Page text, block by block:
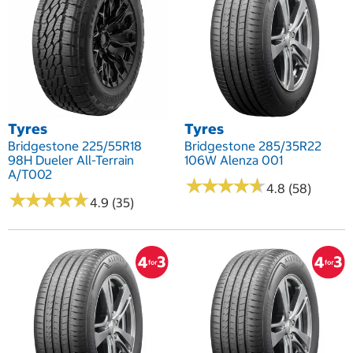
Tyres
Bridgestone 225/55R18
98H Dueler All-Terrain
A/T002
★★★★★
★★★★★4.9 (35)
Tyres
Bridgestone 285/35R22
106W Alenza 001
★★★★★
★★★★★4.8 (58)